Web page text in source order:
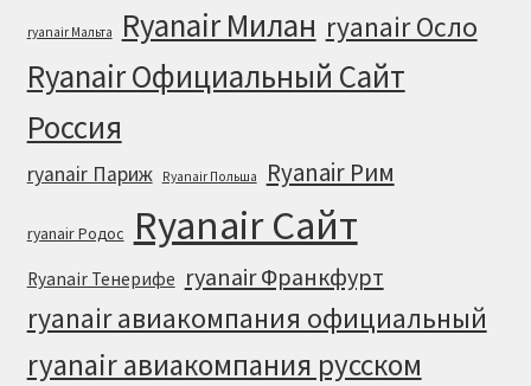
ryanair Мальта Ryanair Милан ryanair Осло
Ryanair Официальный Cайт
Россия
ryanair Париж Ryanair Польша Ryanair Рим
ryanair Родос Ryanair Сайт
Ryanair Тенерифе ryanair Франкфурт
ryanair авиакомпания официальный
ryanair авиакомпания русском